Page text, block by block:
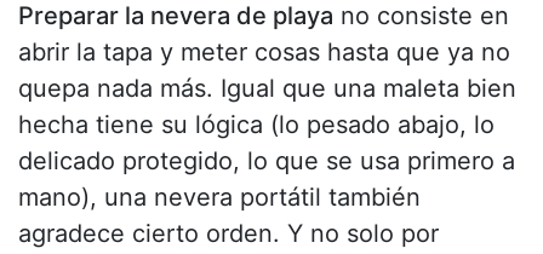
Preparar la nevera de playa no consiste en
abrir la tapa y meter cosas hasta que ya no
quepa nada más. Igual que una maleta bien
hecha tiene su lógica (lo pesado abajo, lo
delicado protegido, lo que se usa primero a
mano), una nevera portátil también
agradece cierto orden. Y no solo por